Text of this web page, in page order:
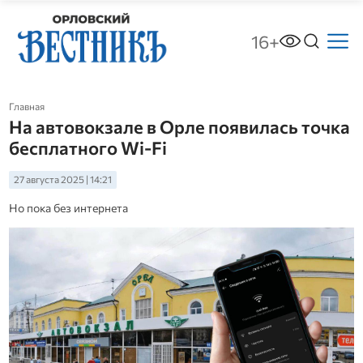
16+
Главная
На автовокзале в Орле появилась точка
бесплатного Wi-Fi
27 августа 2025 | 14:21
Но пока без интернета